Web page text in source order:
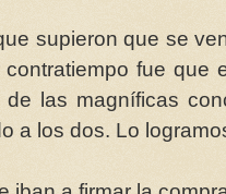
supieron que se
contratiempo fue
las magníficas
a los dos. Lo